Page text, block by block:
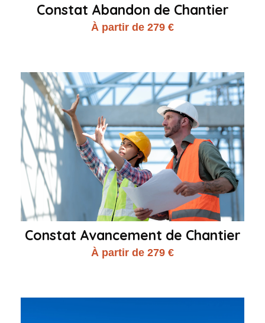
Constat Abandon de Chantier
À partir de 279 €
Constat Avancement de Chantier
À partir de 279 €